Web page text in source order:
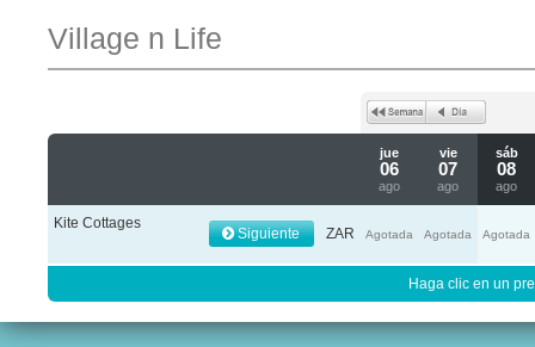
Village n Life
jue
06
ago
vie
07
ago
sáb
08
ago
Kite Cottages
Siguiente ZAR Agotada Agotada Agotada
Haga clic en un